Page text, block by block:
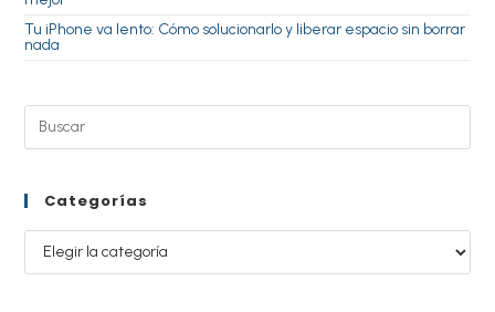
Tu iPhone va lento: Cómo solucionarlo y liberar espacio sin borrar
nada
Categorías